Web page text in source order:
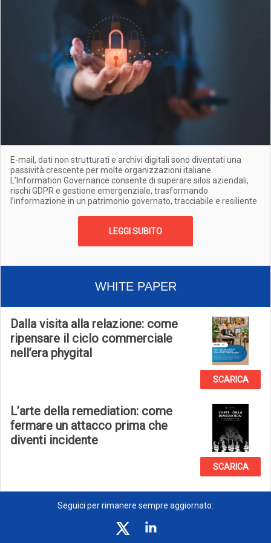
E-mail, dati non strutturati e archivi digitali sono diventati una
passività crescente per molte organizzazioni italiane.
L’Information Governance consente di superare silos aziendali,
rischi GDPR e gestione emergenziale, trasformando
l’informazione in un patrimonio governato, tracciabile e resiliente
LEGGI SUBITO
WHITE PAPER
Dalla visita alla relazione: come
ripensare il ciclo commerciale
nell’era phygital
SCARICA
L’arte della remediation: come
fermare un attacco prima che
diventi incidente
SCARICA
Seguici per rimanere sempre aggiornato: